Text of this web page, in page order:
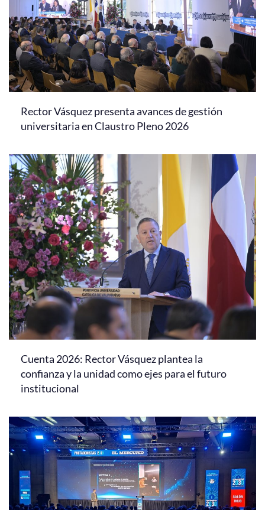
Rector Vásquez presenta avances de gestión
universitaria en Claustro Pleno 2026
Cuenta 2026: Rector Vásquez plantea la
confianza y la unidad como ejes para el futuro
institucional